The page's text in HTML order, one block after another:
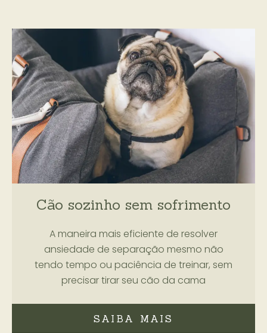
Cão sozinho sem sofrimento
A maneira mais eficiente de resolver
ansiedade de separação mesmo não
tendo tempo ou paciência de treinar, sem
precisar tirar seu cão da cama
SAIBA MAIS